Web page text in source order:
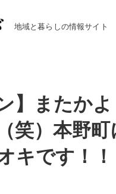
地域と暮らしの情報サイト
】またか
笑）本野
キです！